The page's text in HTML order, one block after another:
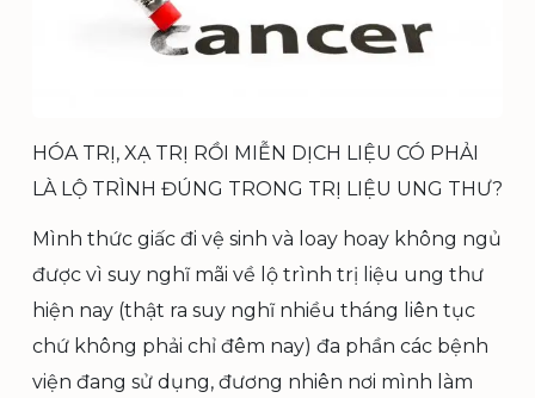
HÓA TRỊ, XẠ TRỊ RỒI MIỄN DỊCH LIỆU CÓ PHẢI
LÀ LỘ TRÌNH ĐÚNG TRONG TRỊ LIỆU UNG THƯ?
Mình thức giấc đi vệ sinh và loay hoay không ngủ
được vì suy nghĩ mãi về lộ trình trị liệu ung thư
hiện nay (thật ra suy nghĩ nhiều tháng liên tục
chứ không phải chỉ đêm nay) đa phần các bệnh
viện đang sử dụng, đương nhiên nơi mình làm